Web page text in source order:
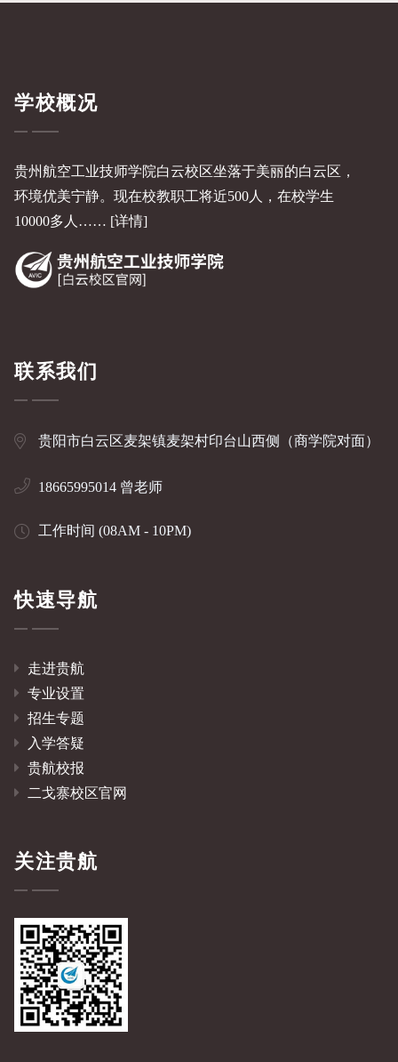
学校概况
贵州航空工业技师学院白云校区坐落于美丽的白云区，
环境优美宁静。现在校教职工将近500人，在校学生
10000多人…… [详情]
联系我们
贵阳市白云区麦架镇麦架村印台山西侧（商学院对面）
18665995014 曾老师
工作时间 (08AM - 10PM)
快速导航
走进贵航
专业设置
招生专题
入学答疑
贵航校报
二戈寨校区官网
关注贵航